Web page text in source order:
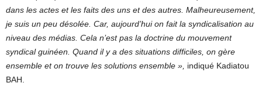
dans les actes et les faits des uns et des autres. Malheureusement,
je suis un peu désolée. Car, aujourd’hui on fait la syndicalisation au
niveau des médias. Cela n’est pas la doctrine du mouvement
syndical guinéen. Quand il y a des situations difficiles, on gère
ensemble et on trouve les solutions ensemble », indiqué Kadiatou
BAH.